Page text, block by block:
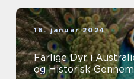
16. januar 2024
Farlige Dyr i
og Historisk